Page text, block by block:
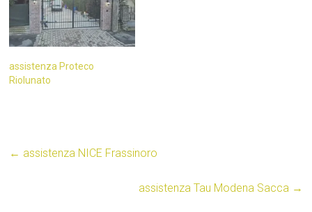
assistenza Proteco
Riolunato
← assistenza NICE Frassinoro
assistenza Tau Modena Sacca →